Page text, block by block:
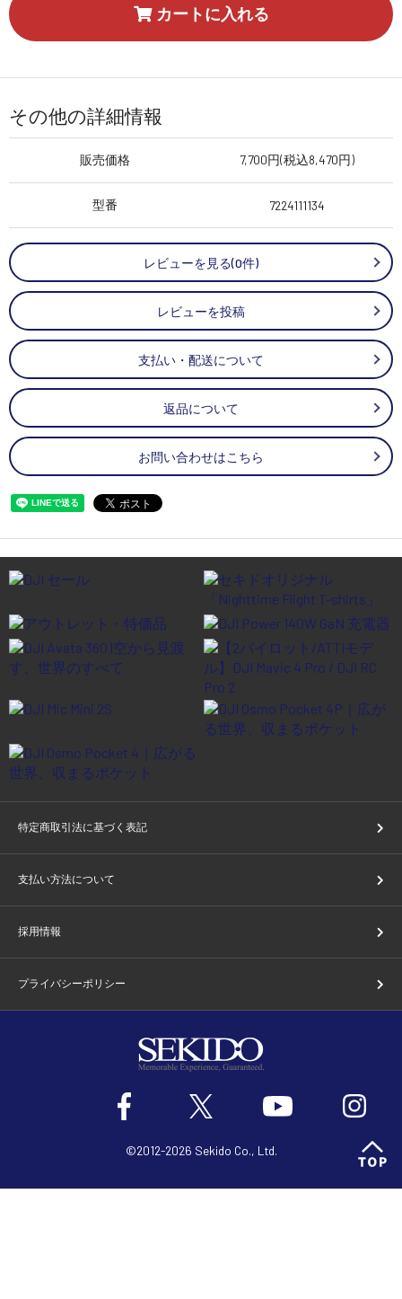
カートに入れる
その他の詳細情報
販売価格 7,700円(税込8,470円)
型番 7224111134
レビューを見る(0件)
レビューを投稿
支払い・配送について
返品について
お問い合わせはこちら
特定商取引法に基づく表記
支払い方法について
採用情報
プライバシーポリシー
©2012-2026 Sekido Co., Ltd.